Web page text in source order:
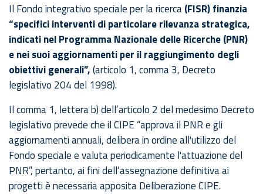
Il Fondo integrativo speciale per la ricerca(FISR) finanzia
“specifici interventi di particolare rilevanza strategica,
indicati nel Programma Nazionale delle Ricerche (PNR)
e nei suoi aggiornamenti per il raggiungimento degli
obiettivi generali”,(articolo 1, comma 3, Decreto
legislativo 204 del 1998).
Il comma 1, lettera b) dell’articolo 2 del medesimo Decreto
legislativo prevede che il CIPE “approva il PNR e gli
aggiornamenti annuali, delibera in ordine all'utilizzo del
Fondo speciale e valuta periodicamente l'attuazione del
PNR”, pertanto, ai fini dell’assegnazione definitiva ai
progetti è necessaria apposita Deliberazione CIPE.